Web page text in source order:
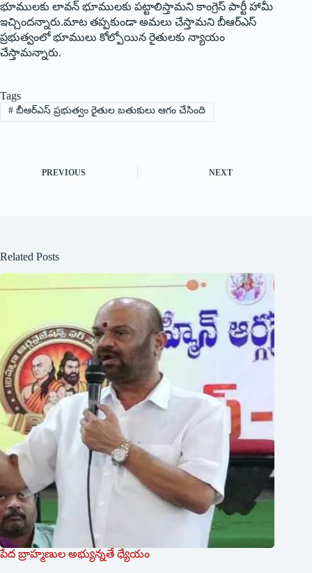
భూములకు లావన్ భూములకు పట్టాలిస్తామని కాంగ్రెస్ పార్టీ హామీ
ఇచ్చిందన్నారు.మాట తప్పకుండా అమలు చేస్తామని బీఆర్ఎస్
ప్రభుత్వంలో భూములు కోల్పోయిన రైతులకు న్యాయం
చేస్తామన్నారు.
Tags
#బీఆర్ఎస్ ప్రభుత్వం రైతుల బతుకులు ఆగం చేసింది
PREVIOUS NEXT
Related Posts
పేద బ్రాహ్మణుల అభ్యున్నతే ధ్యేయం